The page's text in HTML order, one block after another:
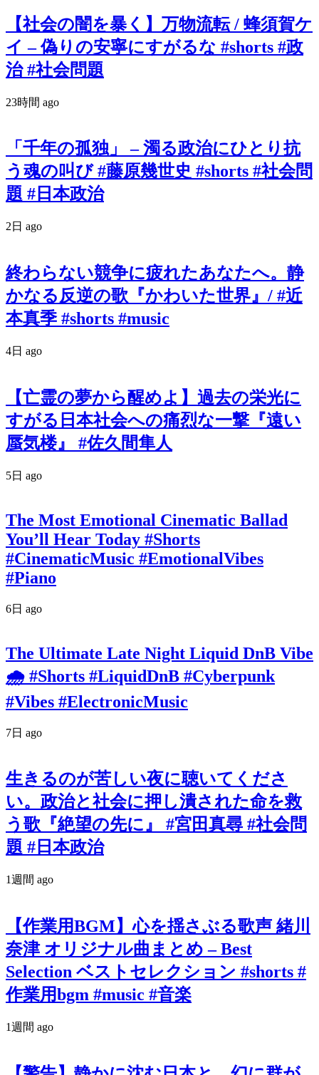
【社会の闇を暴く】万物流転 / 蜂須賀ケ
イ – 偽りの安寧にすがるな #shorts #政
治 #社会問題
23時間 ago
「千年の孤独」 – 濁る政治にひとり抗
う魂の叫び #藤原幾世史 #shorts #社会問
題 #日本政治
2日 ago
終わらない競争に疲れたあなたへ。静
かなる反逆の歌『かわいた世界』/ #近
本真季 #shorts #music
4日 ago
【亡霊の夢から醒めよ】過去の栄光に
すがる日本社会への痛烈な一撃『遠い
蜃気楼』 #佐久間隼人
5日 ago
The Most Emotional Cinematic Ballad
You’ll Hear Today #Shorts
#CinematicMusic #EmotionalVibes
#Piano
6日 ago
The Ultimate Late Night Liquid DnB Vibe
🌧️ #Shorts #LiquidDnB #Cyberpunk
#Vibes #ElectronicMusic
7日 ago
生きるのが苦しい夜に聴いてくださ
い。政治と社会に押し潰された命を救
う歌『絶望の先に』 #宮田真尋 #社会問
題 #日本政治
1週間 ago
【作業用BGM】心を揺さぶる歌声 緒川
奈津 オリジナル曲まとめ – Best
Selection ベストセレクション #shorts #
作業用bgm #music #音楽
1週間 ago